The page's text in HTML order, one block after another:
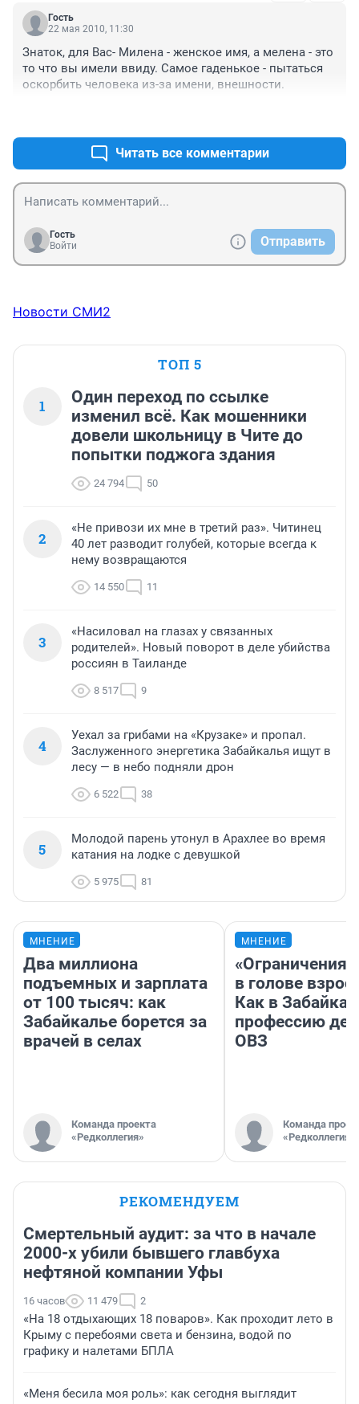
Гость
22 мая 2010, 11:30
Знаток, для Вас- Милена - женское имя, а мелена - это
то что вы имели ввиду. Самое гаденькое - пытаться
оскорбить человека из-за имени, внешности.
Читать все комментарии
Гость
Войти
Отправить
Новости СМИ2
ТОП 5
1
Один переход по ссылке
изменил всё. Как мошенники
довели школьницу в Чите до
попытки поджога здания
24 794 50
2
«Не привози их мне в третий раз». Читинец
40 лет разводит голубей, которые всегда к
нему возвращаются
14 550 11
3
«Насиловал на глазах у связанных
родителей». Новый поворот в деле убийства
россиян в Таиланде
8 517 9
4
Уехал за грибами на «Крузаке» и пропал.
Заслуженного энергетика Забайкалья ищут в
лесу — в небо подняли дрон
6 522 38
5
Молодой парень утонул в Арахлее во время
катания на лодке с девушкой
5 975 81
МНЕНИЕ
Два миллиона
подъемных и зарплата
от 100 тысяч: как
Забайкалье борется за
врачей в селах
Команда проекта
«Редколлегия»
МНЕНИЕ
«Ограничения
в голове
Как в
профессию
ОВЗ
Команда
«Редколлегия»
РЕКОМЕНДУЕМ
Смертельный аудит: за что в начале
2000-х убили бывшего главбуха
нефтяной компании Уфы
16 часов 11 479 2
«На 18 отдыхающих 18 поваров». Как проходит лето в
Крыму с перебоями света и бензина, водой по
графику и налетами БПЛА
«Меня бесила моя роль»: как сегодня выглядит